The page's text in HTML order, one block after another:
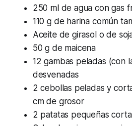
250 ml de agua con gas
110 g de harina común
Aceite de girasol o de
50 g de maicena
12 gambas peladas (con
desvenadas
2 cebollas peladas y
cm de grosor
2 patatas pequeñas